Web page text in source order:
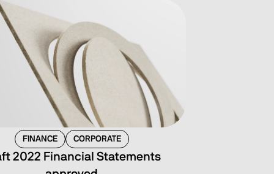
FINANCE CORPORATE
2022 Financial Statements